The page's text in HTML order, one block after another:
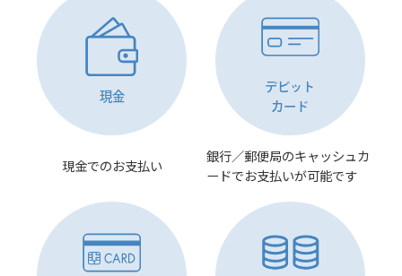
現金
現金でのお支払い
デビット
カード
銀行／郵便局のキャッシュカ
ードでお支払いが可能です